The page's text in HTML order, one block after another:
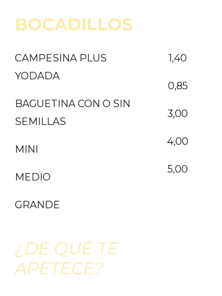
BOCADILLOS
CAMPESINA PLUS
YODADA
BAGUETINA CON O SIN
SEMILLAS
MINI
MEDIO
GRANDE
1,40
0,85
3,00
4,00
5,00
¿DE QUÉ TE
APETECE?